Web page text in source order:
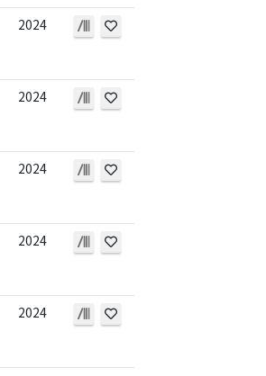
2024
2024
2024
2024
2024